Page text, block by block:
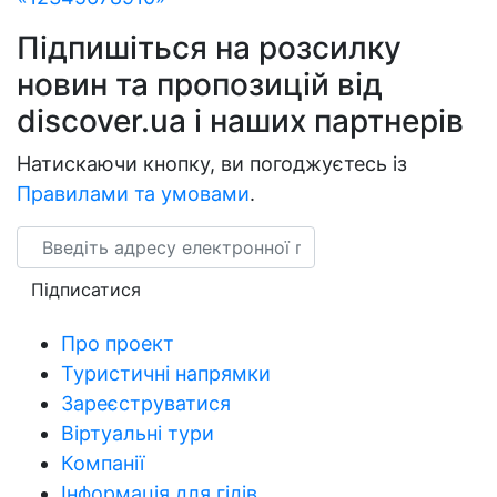
Підпишіться на розсилку
новин та пропозицій від
discover.ua і наших партнерів
Натискаючи кнопку, ви погоджуєтесь із
Правилами та умовами.
Email
Підписатися
Про проект
Туристичні напрямки
Зареєструватися
Віртуальні тури
Компанії